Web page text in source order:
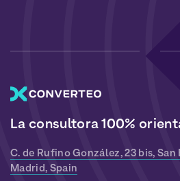
La consultora 100%
C. de Rufino González, 23 bis,
Madrid, Spain